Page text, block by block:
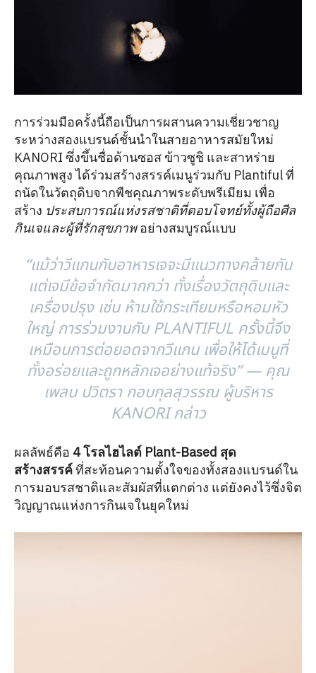
การร่วมมือครั้งนี้ถือเป็นการผสานความเชี่ยวชาญ
ระหว่างสองแบรนด์ชั้นนำในสายอาหารสมัยใหม่
KANORI ซึ่งขึ้นชื่อด้านซอส ข้าวซูชิ และสาหร่าย
คุณภาพสูง ได้ร่วมสร้างสรรค์เมนูร่วมกับ Plantiful ที่
ถนัดในวัตถุดิบจากพืชคุณภาพระดับพรีเมียม เพื่อ
สร้าง ประสบการณ์แห่งรสชาติที่ตอบโจทย์ทั้งผู้ถือศีล
กินเจและผู้ที่รักสุขภาพอย่างสมบูรณ์แบบ
“แม้ว่าวีแกนกับอาหารเจจะมีแนวทางคล้ายกัน
แต่เจมีข้อจำกัดมากกว่า ทั้งเรื่องวัตถุดิบและ
เครื่องปรุง เช่น ห้ามใช้กระเทียมหรือหอมหัว
ใหญ่ การร่วมงานกับ PLANTIFUL ครั้งนี้จึง
เหมือนการต่อยอดจากวีแกน เพื่อให้ได้เมนูที่
ทั้งอร่อยและถูกหลักเจอย่างแท้จริง” — คุณ
เพลน ปวิตรา กอบกุลสุวรรณ ผู้บริหาร
KANORI กล่าว
ผลลัพธ์คือ 4 โรลไฮไลต์ Plant-Based สุด
สร้างสรรค์ที่สะท้อนความตั้งใจของทั้งสองแบรนด์ใน
การมอบรสชาติและสัมผัสที่แตกต่าง แต่ยังคงไว้ซึ่งจิต
วิญญาณแห่งการกินเจในยุคใหม่